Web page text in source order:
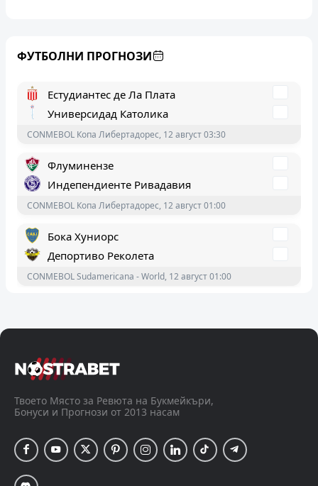
ФУТБОЛНИ ПРОГНОЗИ
CONMEBOL Копа Либертадорес, 12 август 03:30
Флуминензе
Индепендиенте Ривадавия
CONMEBOL Копа Либертадорес, 12 август 01:00
Бока Хуниорс
Депортиво Реколета
CONMEBOL Sudamericana - World, 12 август 01:00
Целие
Арарат-Армения
UEFA Champions League - World, 11 август 21:15
Мялби АИФ
Твоето Място за Ревюта на Букмейкъри,
Бонуси и Прогнози от 2013 насам